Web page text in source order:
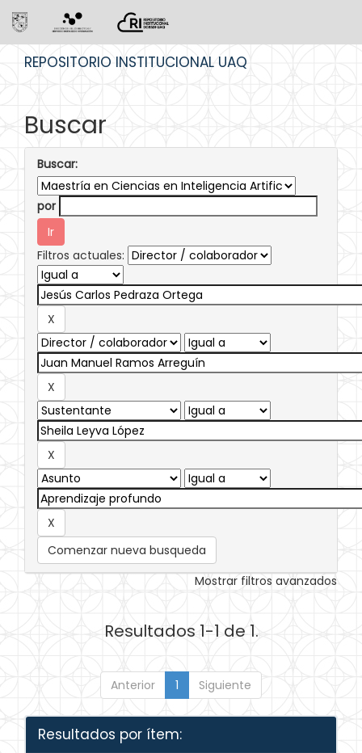
REPOSITORIO INSTITUCIONAL UAQ
Buscar
Buscar:
por
Filtros actuales:
Comenzar nueva busqueda
Mostrar filtros avanzados
Resultados 1-1 de 1.
Anterior 1 Siguiente
Resultados por ítem: